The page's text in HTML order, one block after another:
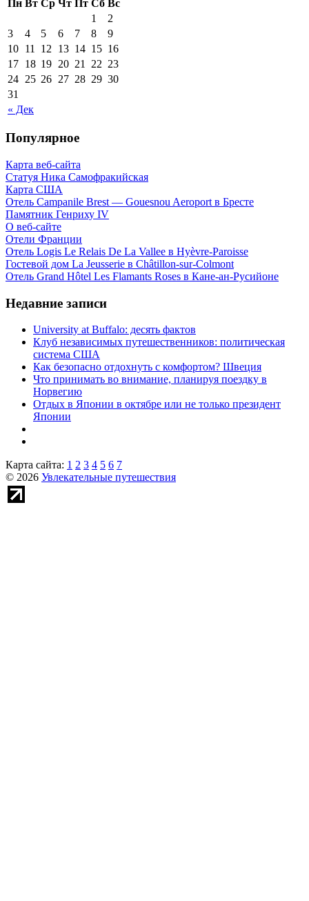
Пн Вт Ср Чт Пт Сб Вс
« Дек
1
2
3
4 5 6 7 8
9
10 11 12 13 14 15 16
17 18 19 20 21 22 23
24 25 26 27 28 29 30
31
Популярное
Карта веб-сайта
Статуя Ника Самофракийская
Карта США
Отель Campanile Brest — Gouesnou Aeroport в Бресте
Памятник Генриху IV
О веб-сайте
Отели Франции
Отель Logis Le Relais De La Vallee в Hyèvre-Paroisse
Гостевой дом La Jeusserie в Châtillon-sur-Colmont
Отель Grand Hôtel Les Flamants Roses в Кане-ан-Русийоне
Недавние записи
University at Buffalo: десять фактов
Клуб независимых путешественников: политическая
система США
Как безопасно отдохнуть с комфортом? Швеция
Что принимать во внимание, планируя поездку в
Норвегию
Отдых в Японии в октябре или не только президент
Японии
Карта сайта: 1 2 3 4 5 6 7
© 2026 Увлекательные путешествия